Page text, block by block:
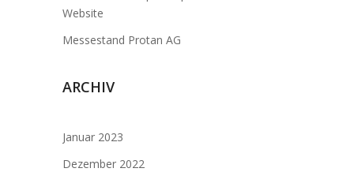
Website
Messestand Protan AG
ARCHIV
Januar 2023
Dezember 2022